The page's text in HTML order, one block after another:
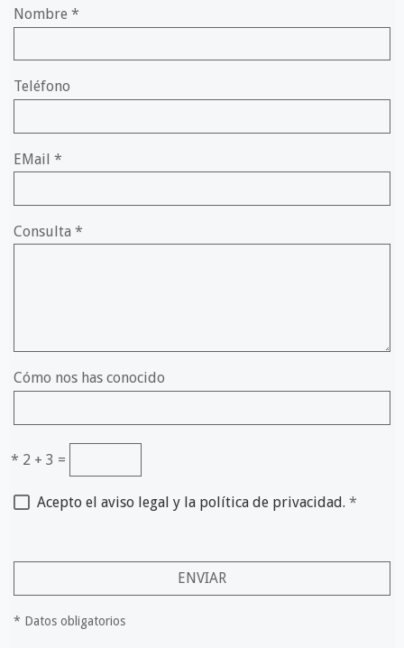
Nombre *
Teléfono
EMail *
Consulta *
Cómo nos has conocido
* 2 + 3 =
Acepto el aviso legal y la política de privacidad. *
ENVIAR
* Datos obligatorios